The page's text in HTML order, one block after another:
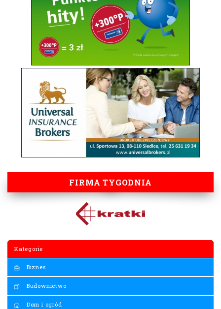
FIRMA TYGODNIA
Kategorie
Biznes
Budownictwo
Dom i ogród